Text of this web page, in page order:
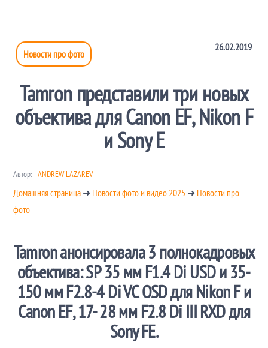
Новости про фото
26.02.2019
Tamron представили три новых
объектива для Canon EF, Nikon F
и Sony E
Автор: ANDREW LAZAREV
Домашняя страница ➜ Новости фото и видео 2025 ➜ Новости про
фото
Tamron анонсировала 3 полнокадровых
объектива: SP 35 мм F1.4 Di USD и 35-
150 мм F2.8-4 Di VC OSD для Nikon F и
Canon EF, 17- 28 мм F2.8 Di III RXD для
Sony FE.